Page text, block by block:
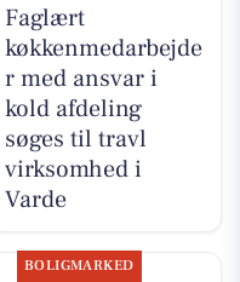
Faglært
køkkenmedarbejde
r med ansvar i
kold afdeling
søges til travl
virksomhed i
Varde
BOLIGMARKED